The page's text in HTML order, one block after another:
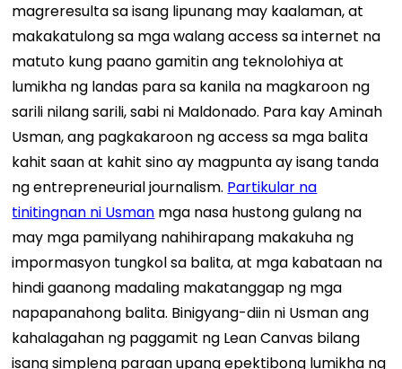
magreresulta sa isang lipunang may kaalaman, at
makakatulong sa mga walang access sa internet na
matuto kung paano gamitin ang teknolohiya at
lumikha ng landas para sa kanila na magkaroon ng
sarili nilang sarili, sabi ni Maldonado. Para kay Aminah
Usman, ang pagkakaroon ng access sa mga balita
kahit saan at kahit sino ay magpunta ay isang tanda
ng entrepreneurial journalism. Partikular na
tinitingnan ni Usman mga nasa hustong gulang na
may mga pamilyang nahihirapang makakuha ng
impormasyon tungkol sa balita, at mga kabataan na
hindi gaanong madaling makatanggap ng mga
napapanahong balita. Binigyang-diin ni Usman ang
kahalagahan ng paggamit ng Lean Canvas bilang
isang simpleng paraan upang epektibong lumikha ng